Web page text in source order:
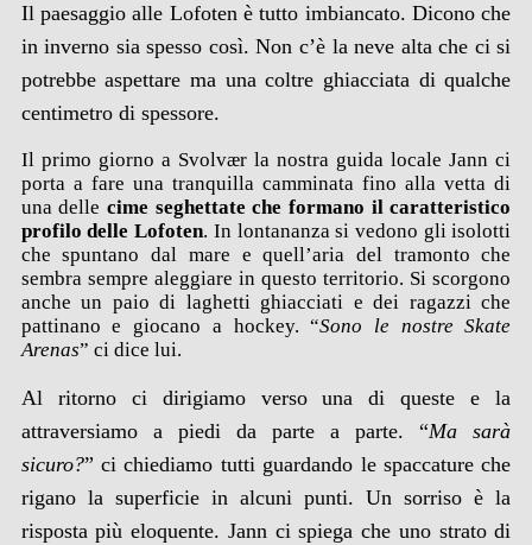
Il paesaggio alle Lofoten è tutto imbiancato. Dicono che
in inverno sia spesso così. Non c’è la neve alta che ci si
potrebbe aspettare ma una coltre ghiacciata di qualche
centimetro di spessore.
Il primo giorno a Svolvær la nostra guida locale Jann ci
porta a fare una tranquilla camminata fino alla vetta di
una delle cime seghettate che formano il caratteristico
profilo delle Lofoten. In lontananza si vedono gli isolotti
che spuntano dal mare e quell’aria del tramonto che
sembra sempre aleggiare in questo territorio. Si scorgono
anche un paio di laghetti ghiacciati e dei ragazzi che
pattinano e giocano a hockey. “Sono le nostre Skate
Arenas” ci dice lui.
Al ritorno ci dirigiamo verso una di queste e la
attraversiamo a piedi da parte a parte. “Ma sarà
sicuro?” ci chiediamo tutti guardando le spaccature che
rigano la superficie in alcuni punti. Un sorriso è la
risposta più eloquente. Jann ci spiega che uno strato di